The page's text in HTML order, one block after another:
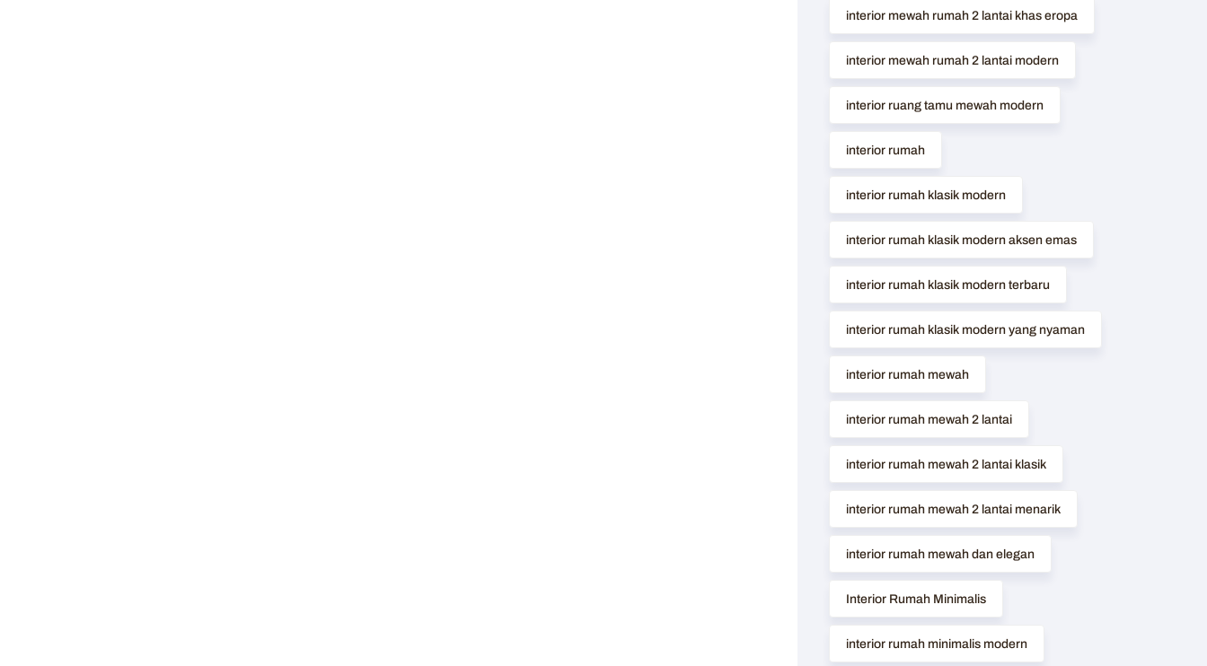
interior mewah rumah 2 lantai khas eropa
interior mewah rumah 2 lantai modern
interior ruang tamu mewah modern
interior rumah
interior rumah klasik modern
interior rumah klasik modern aksen emas
interior rumah klasik modern terbaru
interior rumah klasik modern yang nyaman
interior rumah mewah
interior rumah mewah 2 lantai
interior rumah mewah 2 lantai klasik
interior rumah mewah 2 lantai menarik
interior rumah mewah dan elegan
Interior Rumah Minimalis
interior rumah minimalis modern